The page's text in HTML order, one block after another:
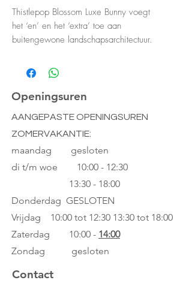
Thistlepop Blossom Luxe Bunny voegt
het ‘en’ en het ‘extra’ toe aan
buitengewone landschapsarchitectuur.
beroemde klanten om te vragen
hoeveel niveaus ze op hun marmeren
fontein willen, of welke soort klimroos
Als liefhebber van weelderigheid en
groen vindt ze dat elke struik in de
schijnwerpers moet staan – en
En in haar vrije tijd? Thistlepop
organiseert de mooiste tuinfeesten bij
maanlicht voor haar vrienden. Je hebt
wel een kaartje nodig, maar ze zal je
zeker als een VIP behandelen.
Openingsuren
AANGEPASTE OPENINGSUREN
ZOMERVAKANTIE:
maandag gesloten
di t/m woe 10:00 - 12:30
13:30 - 18:00
Donderdag GESLOTEN
Vrijdag 10:00 tot 12:30 13:30 tot 18:00
Zaterdag 10:00 - 14:00
Zondag gesloten
Contact